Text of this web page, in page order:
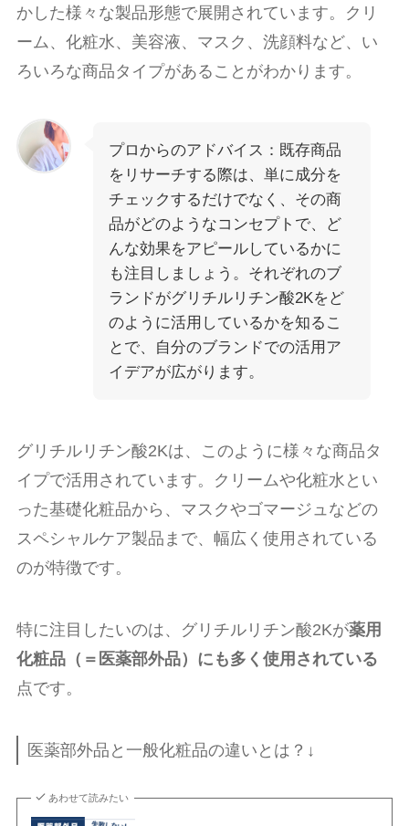
かした様々な製品形態で展開されています。クリ
ーム、化粧水、美容液、マスク、洗顔料など、い
ろいろな商品タイプがあることがわかります。
プロからのアドバイス：既存商品
をリサーチする際は、単に成分を
チェックするだけでなく、その商
品がどのようなコンセプトで、ど
んな効果をアピールしているかに
も注目しましょう。それぞれのブ
ランドがグリチルリチン酸2Kをど
のように活用しているかを知るこ
とで、自分のブランドでの活用ア
イデアが広がります。
グリチルリチン酸2Kは、このように様々な商品タ
イプで活用されています。クリームや化粧水とい
った基礎化粧品から、マスクやゴマージュなどの
スペシャルケア製品まで、幅広く使用されている
のが特徴です。
特に注目したいのは、グリチルリチン酸2Kが薬用
化粧品（＝医薬部外品）にも多く使用されている
点です。
医薬部外品と一般化粧品の違いとは？↓
あわせて読みたい